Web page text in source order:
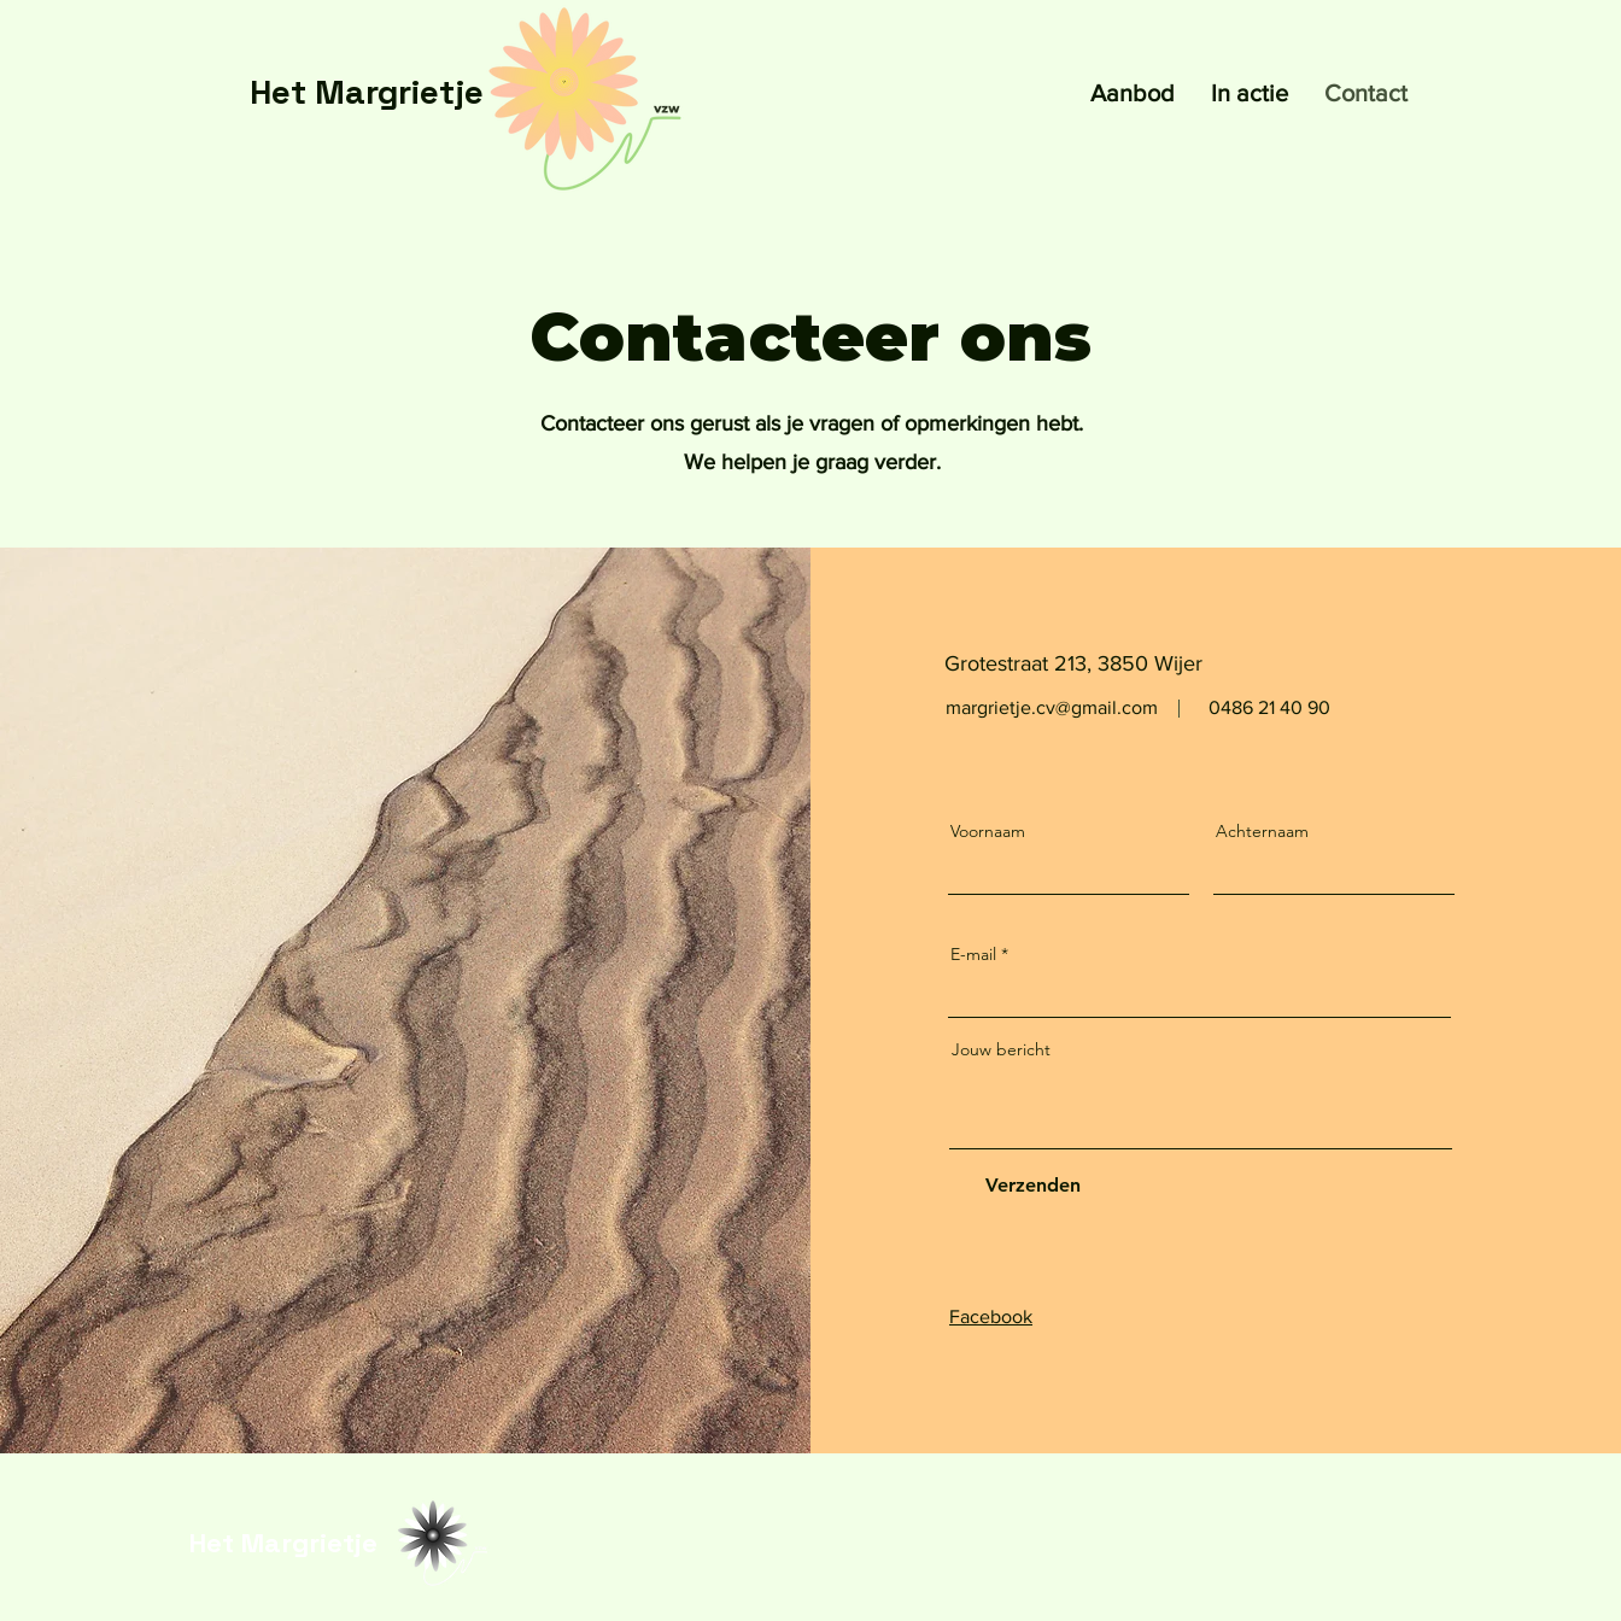
Het Margrietje Aanbod In actie Contact
Contacteer ons
Contacteer ons gerust als je vragen of opmerkingen hebt.
We helpen je graag verder.
Grotestraat 213, 3850 Wijer
margrietje.cv@gmail.com 0486 21 40 90
Voornaam Achternaam
E-mail
Jouw bericht
Verzenden
Facebook
Het Margrietje